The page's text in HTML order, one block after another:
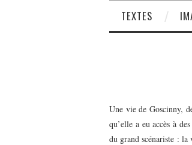
TEXTES
Une vie de Goscinny,
qu’elle a eu accès à
du grand scénariste : la